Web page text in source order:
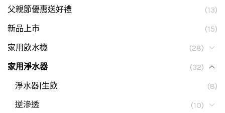
父親節優惠送好禮
(13)
新品上市
(15)
家用飲水機
(28)
家用淨水器
(32)
淨水器|生飲
(8)
逆滲透
(10)